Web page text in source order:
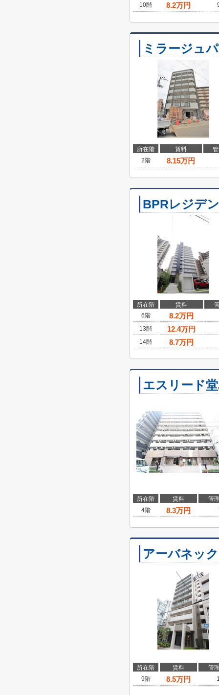
10階 8.2万円
ミラージュ
所在階 賃料
2階
8.15万円
BPRレジデ
所在階 賃料
6階
8.2万円
13階 12.4万円
14階 8.7万円
エスリード
所在階 賃料
管
4階
8.3万円
アーバネッ
所在階 賃料
管
9階
8.5万円